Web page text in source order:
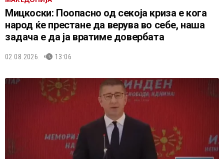
Мицкоски: Поопасно од секоја криза е кога
народ ќе престане да верува во себе, наша
задача е да ја вратиме довербата
02.08.2026. 13:06